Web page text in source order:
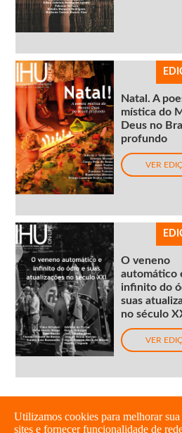
Natal. A
mística do
Deus no
profundo
VER
O veneno
automático
infinito do
suas
no século
VER
Utilizamos cookies para melhorar
sites e fornecer funcionalidade de